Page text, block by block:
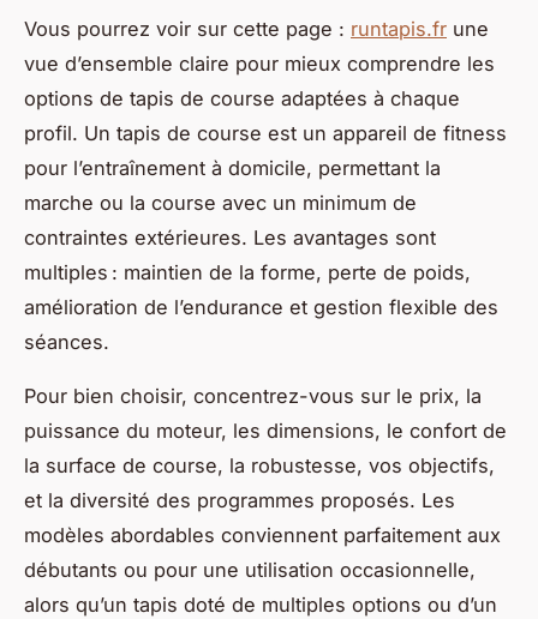
Vous pourrez voir sur cette page : runtapis.fr une
vue d’ensemble claire pour mieux comprendre les
options de tapis de course adaptées à chaque
profil. Un tapis de course est un appareil de fitness
pour l’entraînement à domicile, permettant la
marche ou la course avec un minimum de
contraintes extérieures. Les avantages sont
multiples : maintien de la forme, perte de poids,
amélioration de l’endurance et gestion flexible des
séances.
Pour bien choisir, concentrez-vous sur le prix, la
puissance du moteur, les dimensions, le confort de
la surface de course, la robustesse, vos objectifs,
et la diversité des programmes proposés. Les
modèles abordables conviennent parfaitement aux
débutants ou pour une utilisation occasionnelle,
alors qu’un tapis doté de multiples options ou d’un